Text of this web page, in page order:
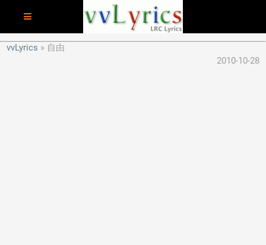
vvLyrics
自由
2010-10-28